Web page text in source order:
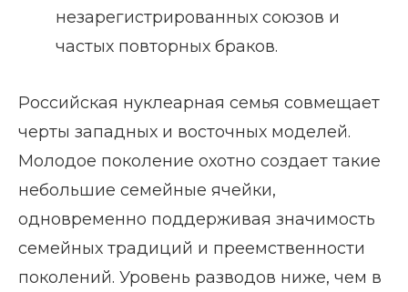
незарегистрированных союзов и
частых повторных браков.
Российская нуклеарная семья совмещает
черты западных и восточных моделей.
Молодое поколение охотно создает такие
небольшие семейные ячейки,
одновременно поддерживая значимость
семейных традиций и преемственности
поколений. Уровень разводов ниже, чем в